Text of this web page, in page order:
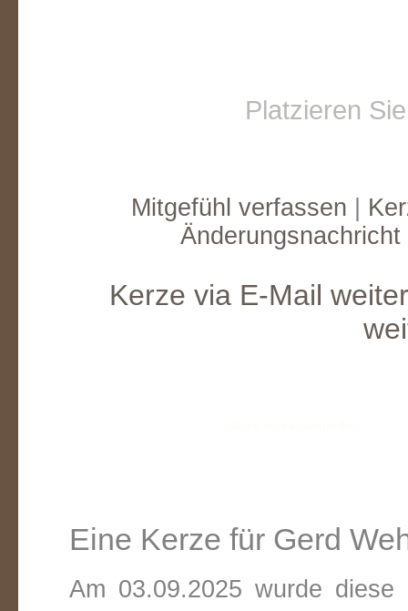
Platzieren
Mitgefühl verfassen
Kerze via E-Mail
Eine Kerze für Gerd
Am 03.09.2025 wurde